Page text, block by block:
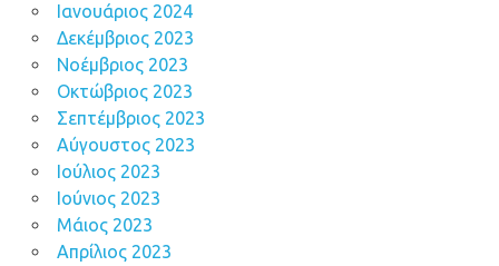
Ιανουάριος 2024
Δεκέμβριος 2023
Νοέμβριος 2023
Οκτώβριος 2023
Σεπτέμβριος 2023
Αύγουστος 2023
Ιούλιος 2023
Ιούνιος 2023
Μάιος 2023
Απρίλιος 2023